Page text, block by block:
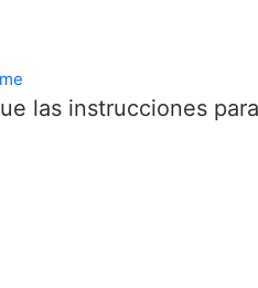
las instrucciones